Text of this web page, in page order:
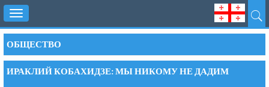
Toggle
navigation
ОБЩЕСТВО
ИРАКЛИЙ КОБАХИДЗЕ: МЫ НИКОМУ НЕ ДАДИМ